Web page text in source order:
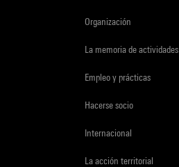
Organización
La memoria de actividades
Empleo y prácticas
Hacerse socio
Internacional
La acción territorial